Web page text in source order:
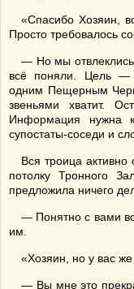
«Спасибо Хозяин,
Просто требовалось
— Но мы
всё поняли. Цель —
одним Пещерным
звеньями хватит.
Информация нужна
супостаты-соседи и
Вся троица
потолку Тронного
предложила ничего
— Понятно с вами
им.
«Хозяин, но у вас
— Вы мне это